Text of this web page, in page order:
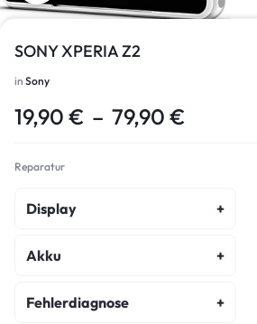
SONY XPERIA Z2
in Sony
19,90 € – 79,90 €
Reparatur
Display
Display Reparatur
Akku
Akku Austausch
Fehlerdiagnose